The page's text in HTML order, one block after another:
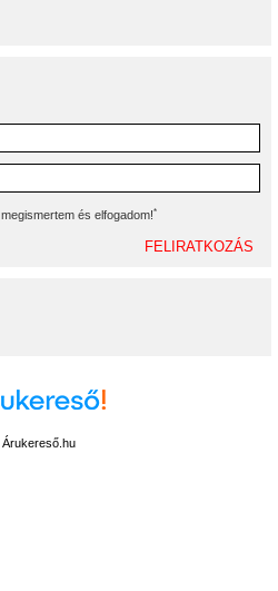
megismertem és elfogadom!*
Árukereső.hu